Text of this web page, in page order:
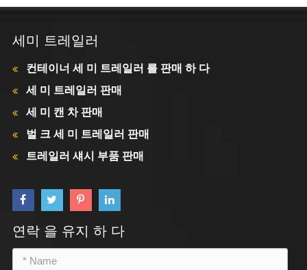
세미 트레일러
컨테이너 세 미 트레일러 를 판매 하 다
세 미 트레일러 판매
세 미 캔 차 판매
벌 크 세 미 트레일러 판매
트레일러 섀시 부품 판매
연락 을 유지 하 다